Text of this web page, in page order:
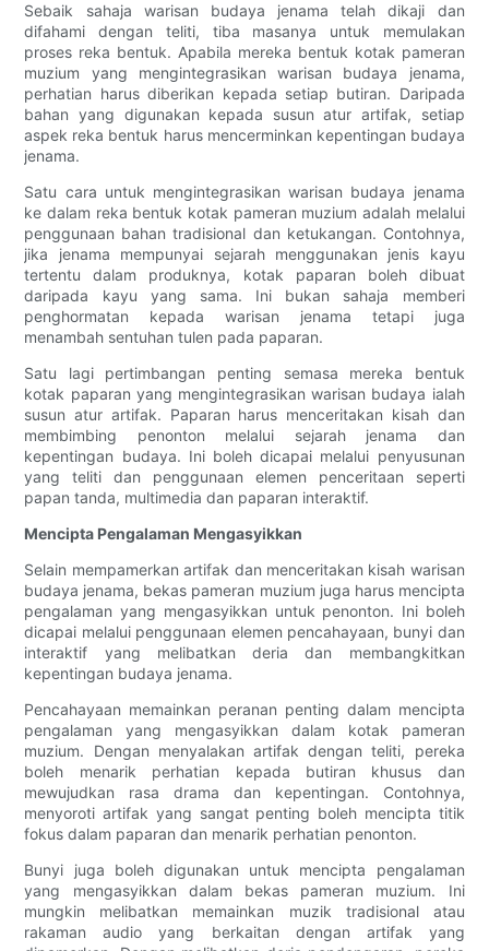
Sebaik sahaja warisan budaya jenama telah dikaji dan
difahami dengan teliti, tiba masanya untuk memulakan
proses reka bentuk. Apabila mereka bentuk kotak pameran
muzium yang mengintegrasikan warisan budaya jenama,
perhatian harus diberikan kepada setiap butiran. Daripada
bahan yang digunakan kepada susun atur artifak, setiap
aspek reka bentuk harus mencerminkan kepentingan budaya
jenama.
Satu cara untuk mengintegrasikan warisan budaya jenama
ke dalam reka bentuk kotak pameran muzium adalah melalui
penggunaan bahan tradisional dan ketukangan. Contohnya,
jika jenama mempunyai sejarah menggunakan jenis kayu
tertentu dalam produknya, kotak paparan boleh dibuat
daripada kayu yang sama. Ini bukan sahaja memberi
penghormatan kepada warisan jenama tetapi juga
menambah sentuhan tulen pada paparan.
Satu lagi pertimbangan penting semasa mereka bentuk
kotak paparan yang mengintegrasikan warisan budaya ialah
susun atur artifak. Paparan harus menceritakan kisah dan
membimbing penonton melalui sejarah jenama dan
kepentingan budaya. Ini boleh dicapai melalui penyusunan
yang teliti dan penggunaan elemen penceritaan seperti
papan tanda, multimedia dan paparan interaktif.
Mencipta Pengalaman Mengasyikkan
Selain mempamerkan artifak dan menceritakan kisah warisan
budaya jenama, bekas pameran muzium juga harus mencipta
pengalaman yang mengasyikkan untuk penonton. Ini boleh
dicapai melalui penggunaan elemen pencahayaan, bunyi dan
interaktif yang melibatkan deria dan membangkitkan
kepentingan budaya jenama.
Pencahayaan memainkan peranan penting dalam mencipta
pengalaman yang mengasyikkan dalam kotak pameran
muzium. Dengan menyalakan artifak dengan teliti, pereka
boleh menarik perhatian kepada butiran khusus dan
mewujudkan rasa drama dan kepentingan. Contohnya,
menyoroti artifak yang sangat penting boleh mencipta titik
fokus dalam paparan dan menarik perhatian penonton.
Bunyi juga boleh digunakan untuk mencipta pengalaman
yang mengasyikkan dalam bekas pameran muzium. Ini
mungkin melibatkan memainkan muzik tradisional atau
rakaman audio yang berkaitan dengan artifak yang